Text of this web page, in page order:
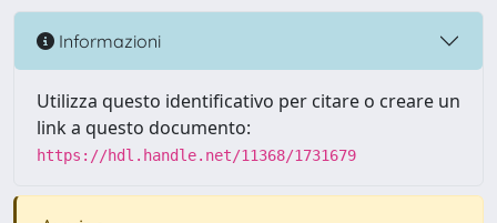
Informazioni
Utilizza questo identificativo per citare o creare un
link a questo documento:
https://hdl.handle.net/11368/1731679